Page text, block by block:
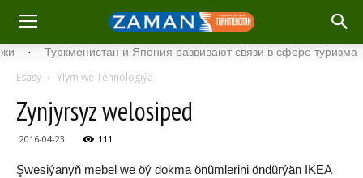
· Туркменистан и Япония развивают связи в сфере туризма ·
Esasy Ylym we Tehnologiýa
Zynjyrsyz welosiped
2016-04-23 111
Şwe­si­ýa­nyň me­bel we öý dok­ma önüm­le­ri­ni ön­dür­ýän IKEA